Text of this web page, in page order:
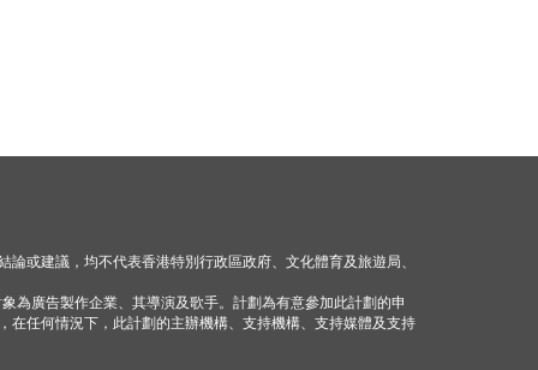
或建議，均不代表香港特別行政區政府、文化體育及旅遊局、
為廣告製作企業、其導演及歌手。計劃為有意參加此計劃的申
任何情況下，此計劃的主辦機構、支持機構、支持媒體及支持